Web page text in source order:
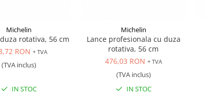
Michelin
rotativa, 56 cm
RON + TVA
(TVA inclus)
IN STOC
Michelin
Lance profesionala cu duza
rotativa, 56 cm
476,03 RON + TVA
(TVA inclus)
IN STOC